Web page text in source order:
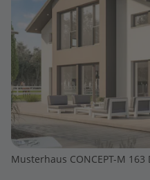
Musterhaus CONCEPT-M